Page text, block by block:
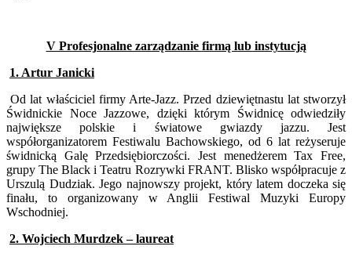
V Profesjonalne zarządzanie firmą lub instytucją
1. Artur Janicki
Od lat właściciel firmy Arte-Jazz. Przed dziewiętnastu lat stworzył
Świdnickie Noce Jazzowe, dzięki którym Świdnicę odwiedziły
największe polskie i światowe gwiazdy jazzu. Jest
współorganizatorem Festiwalu Bachowskiego, od 6 lat reżyseruje
świdnicką Galę Przedsiębiorczości. Jest menedżerem Tax Free,
grupy The Black i Teatru Rozrywki FRANT. Blisko współpracuje z
Urszulą Dudziak. Jego najnowszy projekt, który latem doczeka się
finału, to organizowany w Anglii Festiwal Muzyki Europy
Wschodniej.
2. Wojciech Murdzek – laureat